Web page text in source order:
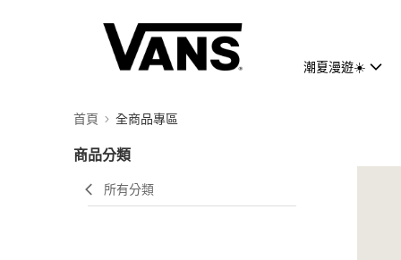
潮夏漫遊☀️
首頁 全商品專區
商品分類
所有分類